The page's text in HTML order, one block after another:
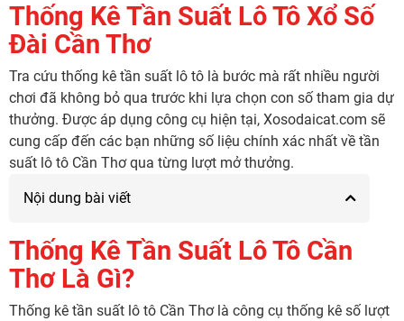
Thống Kê Tần Suất Lô Tô Xổ Số
Đài Cần Thơ
Tra cứu thống kê tần suất lô tô là bước mà rất nhiều người
chơi đã không bỏ qua trước khi lựa chọn con số tham gia dự
thưởng. Được áp dụng công cụ hiện tại, Xosodaicat.com sẽ
cung cấp đến các bạn những số liệu chính xác nhất về tần
suất lô tô Cần Thơ qua từng lượt mở thưởng.
Nội dung bài viết
Thống Kê Tần Suất Lô Tô Cần
Thơ Là Gì?
Thống kê tần suất lô tô Cần Thơ là công cụ thống kê số lượt